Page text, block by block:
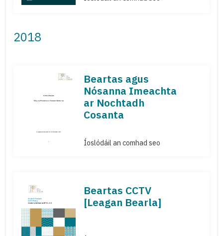
2018
Beartas agus
Nósanna Imeachta
ar Nochtadh
Cosanta
Íoslódáil an comhad seo
Beartas CCTV
[Leagan Bearla]